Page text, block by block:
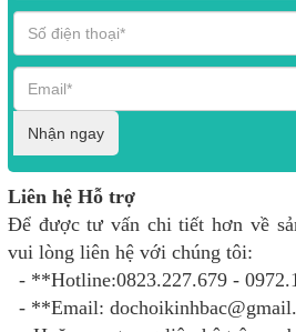
Nhận ngay
Liên hệ Hỗ trợ
Để được tư vấn chi tiết hơn về
vui lòng liên hệ với chúng tôi:
- **Hotline:0823.227.679 -
- **Email: